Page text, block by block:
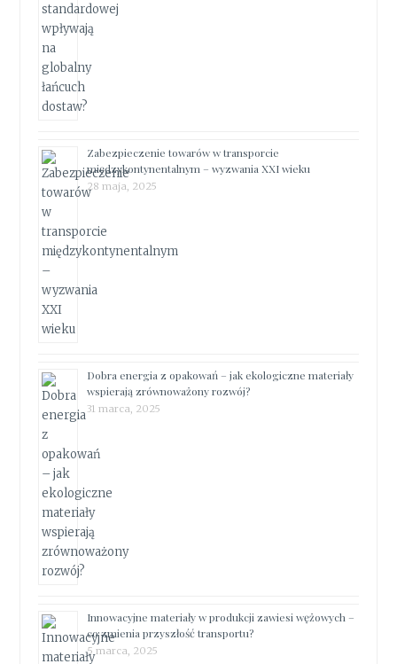
Zabezpieczenie towarów w transporcie
międzykontynentalnym – wyzwania XXI wieku
28 maja, 2025
Dobra energia z opakowań – jak ekologiczne materiały
wspierają zrównoważony rozwój?
31 marca, 2025
Innowacyjne materiały w produkcji zawiesi wężowych –
co zmienia przyszłość transportu?
5 marca, 2025